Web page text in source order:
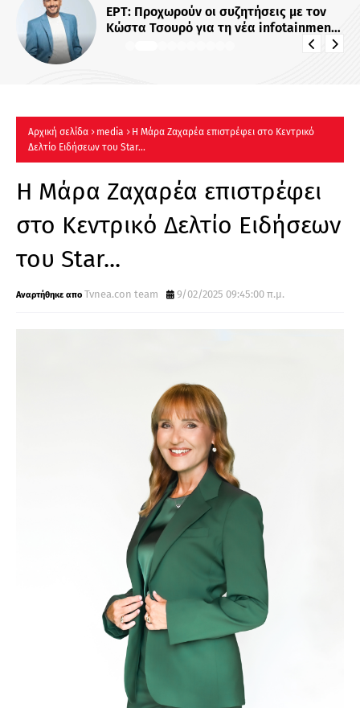
ΕΡΤ: Προχωρούν οι συζητήσεις με τον
Κώστα Τσουρό για τη νέα infotainment
Αρχική σελίδα media
Η Μάρα Ζαχαρέα επιστρέφει στο Κεντρικό
Δελτίο Ειδήσεων του Star...
Η Μάρα Ζαχαρέα επιστρέφει
στο Κεντρικό Δελτίο Ειδήσεων
του Star...
Tvnea.con team 9/02/2025 09:45:00 π.μ.